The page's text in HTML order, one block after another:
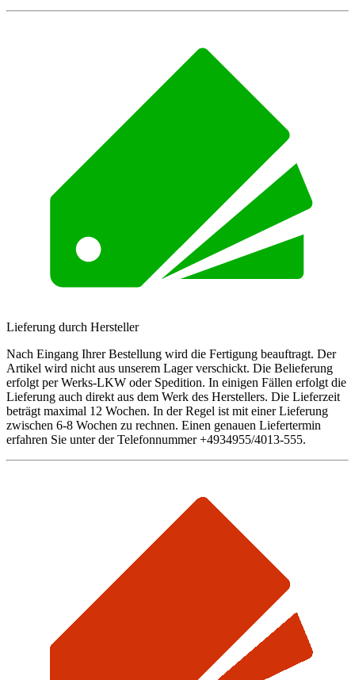
Lieferung durch Hersteller
Nach Eingang Ihrer Bestellung wird die Fertigung beauftragt. Der
Artikel wird nicht aus unserem Lager verschickt. Die Belieferung
erfolgt per Werks-LKW oder Spedition. In einigen Fällen erfolgt die
Lieferung auch direkt aus dem Werk des Herstellers. Die Lieferzeit
beträgt maximal 12 Wochen. In der Regel ist mit einer Lieferung
zwischen 6-8 Wochen zu rechnen. Einen genauen Liefertermin
erfahren Sie unter der Telefonnummer +4934955/4013-555.